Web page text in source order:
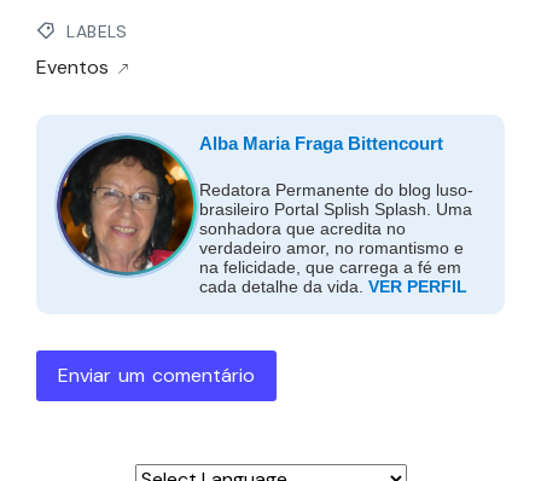
LABELS
Eventos
Alba Maria Fraga Bittencourt
Redatora Permanente do blog luso-
brasileiro Portal Splish Splash. Uma
sonhadora que acredita no
verdadeiro amor, no romantismo e
na felicidade, que carrega a fé em
cada detalhe da vida. VER PERFIL
Enviar um comentário